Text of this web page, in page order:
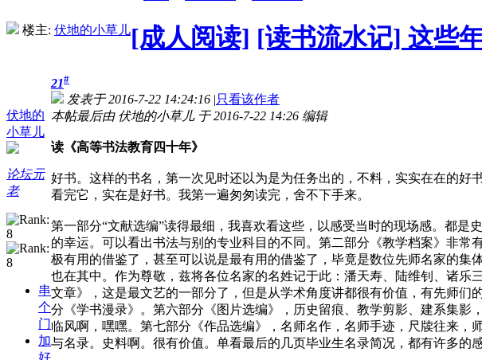
楼主: 伏地的小草儿[成人阅读] [读书流水记] 这些
伏地的
小草儿
论坛元
老
串
个
门
加
好
21#
发表于 2016-7-22 14:24:16 |只看该作者
本帖最后由 伏地的小草儿 于 2016-7-22 14:26 编辑
读《高等书法教育四十年》
好书。这样的书名，第一次见时还以为是为任务出的，不料，实实在在的
看完它，实在是好书。我第一遍匆匆读完，舍不下手来。
第一部分“文献选编”读得最细，我喜欢看这些，以感受当时的现场感。都
的幸运。可以看出书法与别的专业科目的不同。第二部分《教学档案》非
极有用的借鉴了，甚至可以说是最有用的借鉴了，毕竟是数位先师名家的集
也在其中。作为尊敬，兹将各位名家的名姓记于此：潘天寿、陆维钊、诸
文章》，这是最文艺的一部分了，但是从学术角度讲都很有价值，有先师
分《学书漫录》。第六部分《图片选编》，历史留痕、教学剪影、建系集
临风啊，嘿嘿。第七部分《作品选编》，名师名作，名师手迹，尺牍往来
与名录。史料啊。很有价值。单看最后的几页毕业生名录简况，都有许多的感